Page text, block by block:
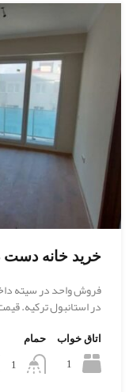
خرید خانه دست
فروش واحد در سیته
در استانبول ترکیه.
اتاق خواب
1
حمام
1